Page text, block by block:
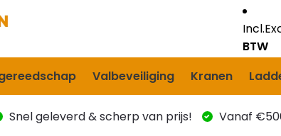
Incl.
BTW
Valbeveiliging Kranen
Snel geleverd & scherp van prijs! Vanaf